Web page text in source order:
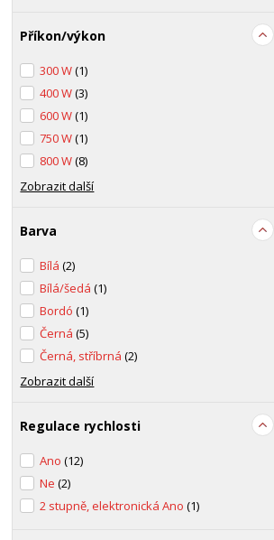
Příkon/výkon
300 W(1)
400 W(3)
600 W(1)
750 W(1)
800 W(8)
Zobrazit další
Barva
Bílá(2)
Bílá/šedá(1)
Bordó(1)
Černá(5)
Černá, stříbrná(2)
Zobrazit další
Regulace rychlosti
Ano(12)
Ne(2)
2 stupně, elektronická Ano(1)